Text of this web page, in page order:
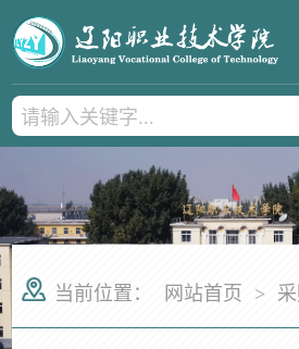
当前位置： 网站首页 >